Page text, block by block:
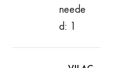
neede
d: 1